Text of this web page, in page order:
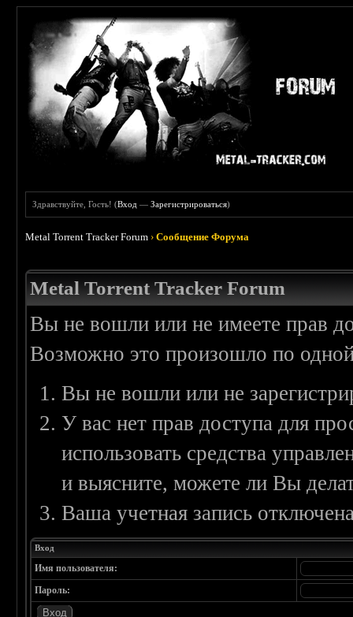
Здравствуйте, Гость! (Вход —Зарегистрироваться)
Metal Torrent Tracker Forum ›Сообщение Форума
Metal Torrent Tracker Forum
Вы не вошли или не имеете прав
Возможно это произошло по
Вы не вошли или не
У вас нет прав доступа для
использовать средства
и выясните, можете ли Вы
Ваша учетная запись
Вход
Имя пользователя:
Пароль: